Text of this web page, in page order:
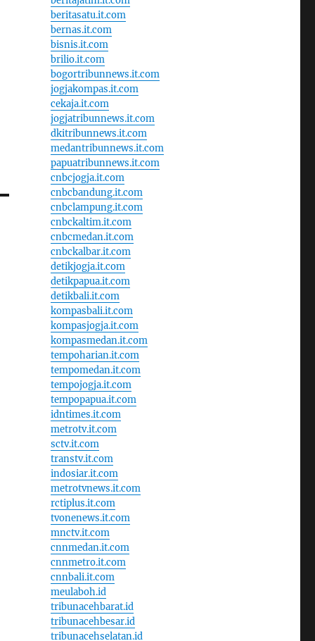
beritasatu.it.com
bernas.it.com
bisnis.it.com
brilio.it.com
bogortribunnews.it.com
jogjakompas.it.com
cekaja.it.com
jogjatribunnews.it.com
dkitribunnews.it.com
medantribunnews.it.com
papuatribunnews.it.com
cnbcjogja.it.com
cnbcbandung.it.com
cnbclampung.it.com
cnbckaltim.it.com
cnbcmedan.it.com
cnbckalbar.it.com
detikjogja.it.com
detikpapua.it.com
detikbali.it.com
kompasbali.it.com
kompasjogja.it.com
kompasmedan.it.com
tempoharian.it.com
tempomedan.it.com
tempojogja.it.com
tempopapua.it.com
idntimes.it.com
metrotv.it.com
sctv.it.com
transtv.it.com
indosiar.it.com
metrotvnews.it.com
rctiplus.it.com
tvonenews.it.com
mnctv.it.com
cnnmedan.it.com
cnnmetro.it.com
cnnbali.it.com
meulaboh.id
tribunacehbarat.id
tribunacehbesar.id
tribunacehselatan.id